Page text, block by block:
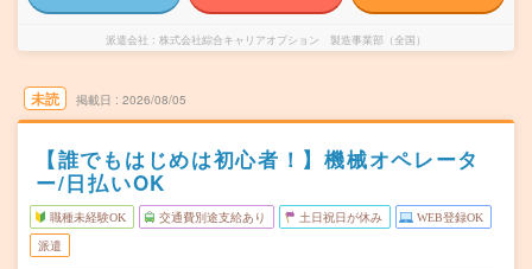
派遣会社 株式会社綜合キャリアオプション 製造事業部（全国）
未読 掲載日 2026/08/05
【誰でもはじめは初心者！】機械オペレータ
ー/日払いOK
職種未経験OK 交通費別途支給あり 土日祝日が休み WEB登録OK
派遣